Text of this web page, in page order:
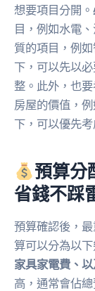
想要項目分開。
目，例如水電
質的項目，例
下，可以先以
整。此外，也
房屋的價值，
下，可以優先
預算分
省錢不踩
預算確認後，
算可以分為以下
家具家電費、
高，通常會佔